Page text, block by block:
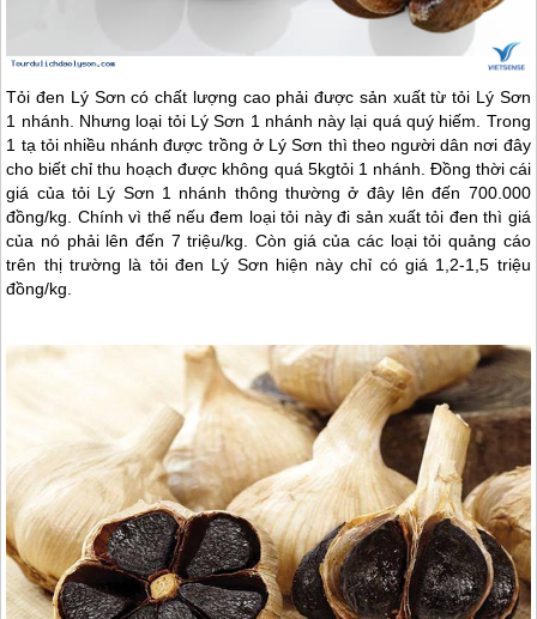
Tỏi đen Lý Sơn có chất lượng cao phải được sản xuất từ tỏi Lý Sơn
1 nhánh. Nhưng loại tỏi Lý Sơn 1 nhánh này lại quá quý hiếm. Trong
1 tạ tỏi nhiều nhánh được trồng ở Lý Sơn thì theo người dân nơi đây
cho biết chỉ thu hoạch được không quá 5kgtỏi 1 nhánh. Đồng thời cái
giá của tỏi Lý Sơn 1 nhánh thông thường ở đây lên đến 700.000
đồng/kg. Chính vì thế nếu đem loại tỏi này đi sản xuất tỏi đen thì giá
của nó phải lên đến 7 triệu/kg. Còn giá của các loại tỏi quảng cáo
trên thị trường là tỏi đen Lý Sơn hiện này chỉ có giá 1,2-1,5 triệu
đồng/kg.